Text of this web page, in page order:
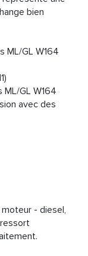
bien
ML/GL W164
GL W164
avec des
- diesel,